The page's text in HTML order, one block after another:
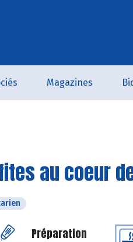
Magazines
au coeur
Préparation